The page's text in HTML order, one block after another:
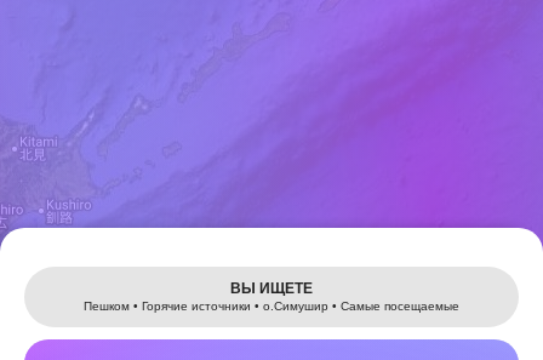
Leaflet
ВЫ ИЩЕТЕ
Пешком • Горячие источники • о.Cимушир • Самые посещаемые